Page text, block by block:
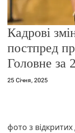
Кадрові
постпред
Головне за
25 Січня, 2025
фото з